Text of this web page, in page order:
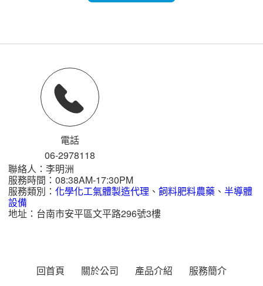
電話
06-2978118
聯絡人：李明洲
服務時間：08:38AM-17:30PM
服務類別： 化學化工氣體製造代理 、 飼料肥料農藥 、 半導體
設備
地址：台南市安平區文平路296號3樓
回首頁 關於公司 產品介紹
服務簡介